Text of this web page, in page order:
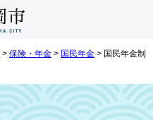
> 保険・年金 > 国民年金 > 国民年金制